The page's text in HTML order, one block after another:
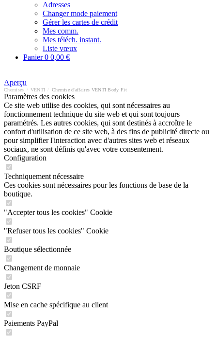
Adresses
Changer mode paiement
Gérer les cartes de crédit
Mes comm.
Mes téléch. instant.
Liste vœux
Panier0 0,00 €
Aperçu
Chemises VENTI Chemise d'affaires VENTI Body Fit
Paramètres des cookies
Ce site web utilise des cookies, qui sont nécessaires au
fonctionnement technique du site web et qui sont toujours
paramétrés. Les autres cookies, qui sont destinés à accroître le
confort d'utilisation de ce site web, à des fins de publicité directe ou
pour simplifier l'interaction avec d'autres sites web et réseaux
sociaux, ne sont définis qu'avec votre consentement.
Configuration
Techniquement nécessaire
Ces cookies sont nécessaires pour les fonctions de base de la
boutique.
"Accepter tous les cookies" Cookie
"Refuser tous les cookies" Cookie
Boutique sélectionnée
Changement de monnaie
Jeton CSRF
Mise en cache spécifique au client
Paiements PayPal